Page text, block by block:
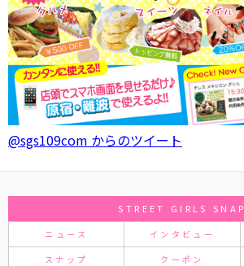
@sgs109com からのツイート
STREET GIRLS SNAP
ニュース インタビュー
スナップ クーポン